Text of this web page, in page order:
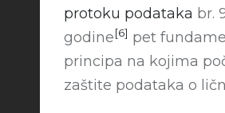
protoku podataka br.
godine[6] pet
principa na kojima
zaštite podataka o